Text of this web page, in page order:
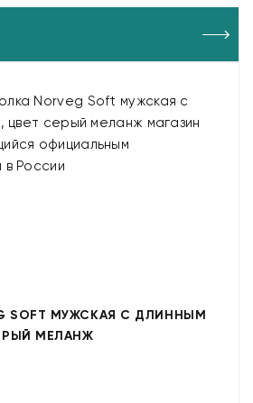
SOFT МУЖСКАЯ С ДЛИННЫМ
МЕЛАНЖ